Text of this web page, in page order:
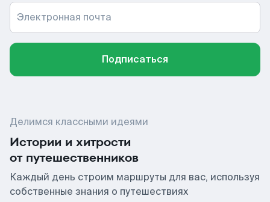
Электронная почта
Подписаться
Делимся классными идеями
Истории и хитрости
от путешественников
Каждый день строим маршруты для вас, используя
собственные знания о путешествиях